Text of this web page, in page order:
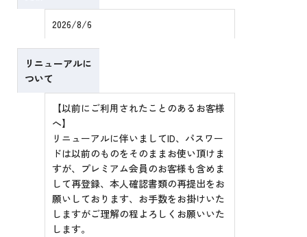
2026/8/6
リニューアルに
ついて
【以前にご利用されたことのあるお客様
へ】
リニューアルに伴いましてID、パスワー
ドは以前のものをそのままお使い頂けま
すが、プレミアム会員のお客様も含めま
して再登録、本人確認書類の再提出をお
願いしております、お手数をお掛けいた
しますがご理解の程よろしくお願いいた
します。